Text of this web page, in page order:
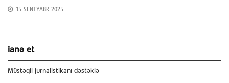
15 SENTYABR 2025
ianə et
Müstəqil jurnalistikanı dəstəklə